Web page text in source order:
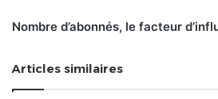
Nombre d’abonnés, le facteur
Articles similaires